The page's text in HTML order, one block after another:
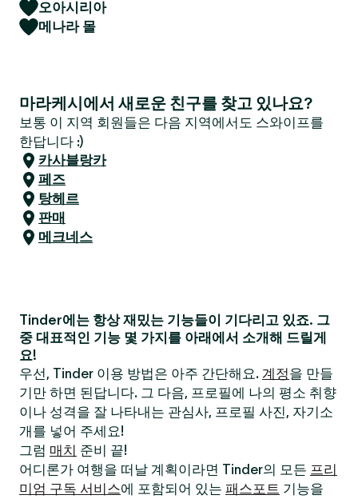
오아시리아
메나라 몰
마라케시에서 새로운 친구를 찾고 있나요?
보통 이 지역 회원들은 다음 지역에서도 스와이프를
한답니다 :)
카사블랑카
페즈
탕헤르
판매
메크네스
Tinder에는 항상 재밌는 기능들이 기다리고 있죠. 그
중 대표적인 기능 몇 가지를 아래에서 소개해 드릴게
요!
우선, Tinder 이용 방법은 아주 간단해요. 계정을 만들
기만 하면 된답니다. 그 다음, 프로필에 나의 평소 취향
이나 성격을 잘 나타내는 관심사, 프로필 사진, 자기소
개를 넣어 주세요!
그럼 매치 준비 끝!
어디론가 여행을 떠날 계획이라면 Tinder의 모든 프리
미엄 구독 서비스에 포함되어 있는 패스포트 기능을